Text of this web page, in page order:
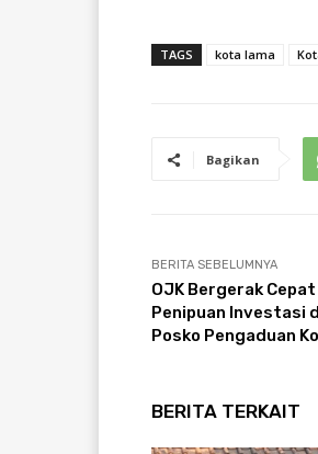
TAGS kota lama
Bagikan
BERITA SEBELUMNYA
OJK Bergerak
Penipuan Investasi
Posko Pengaduan
BERITA TERKAIT